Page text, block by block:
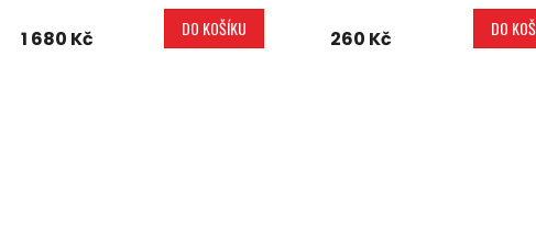
1 680 Kč DO KOŠÍKU 260 Kč DO